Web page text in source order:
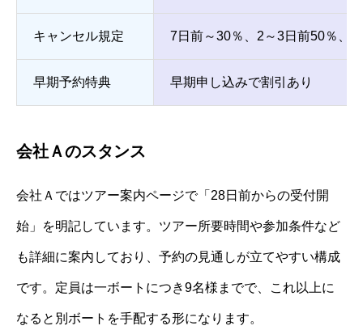
キャンセル規定 7日前～30％、2～3日前50％、
早期予約特典 早期申し込みで割引あり
会社Ａのスタンス
会社Ａではツアー案内ページで「28日前からの受付開
始」を明記しています。ツアー所要時間や参加条件など
も詳細に案内しており、予約の見通しが立てやすい構成
です。定員は一ボートにつき9名様までで、これ以上に
なると別ボートを手配する形になります。